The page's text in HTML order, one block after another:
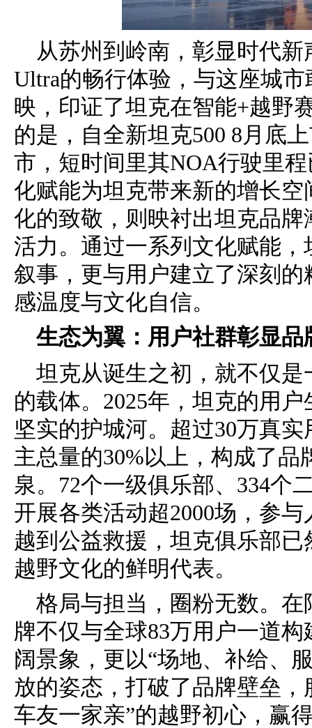
从苏州到岭南，彰显时代新
Ultra的畅行体验，与这座城
映，印证了坦克在智能+越野
的是，自全新坦克500 8月底
市，短时间里其NOA行驶里
化赋能为坦克带来新的增长
化的致敬，则映衬出坦克品
活力。通过一系列文化赋能
叙事，更与用户建立了深刻
感温度与文化自信。
生态为翼：用户社群彰显
坦克从诞生之初，就不仅
的载体。2025年，坦克的用
坚实的护城河。超过30万真
主总量的30%以上，构成了
泉。72个一级俱乐部、334个
开展各类活动超2000场，参
越到公益救援，坦克俱乐部
越野文化的鲜明代表。
格局与担当，圈粉无数。
牌不仅与全球83万用户一道
阔景象，更以“场地、补给、
放的姿态，打破了品牌壁垒
车友一家亲”的越野初心，赢